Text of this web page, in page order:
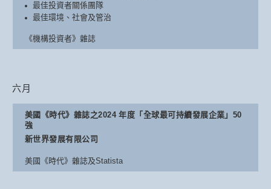
最佳投資者關係團隊
最佳環境、社會及管治
《機構投資者》雜誌
六月
美國《時代》雜誌之2024 年度「全球最可持續發展企業」50
強
新世界發展有限公司
美國《時代》雜誌及Statista